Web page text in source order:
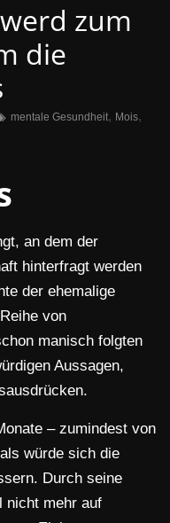
zum
die
mentale Gesundheit, Mois,
an dem der
hinterfragt werden
der ehemalige
von
manisch folgten
Aussagen,
– zumindest von
würde sich die
Durch seine
nicht mehr auf